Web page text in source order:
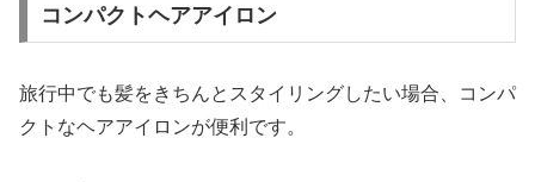
コンパクトヘアアイロン
旅行中でも髪をきちんとスタイリングしたい場合、コンパ
クトなヘアアイロンが便利です。